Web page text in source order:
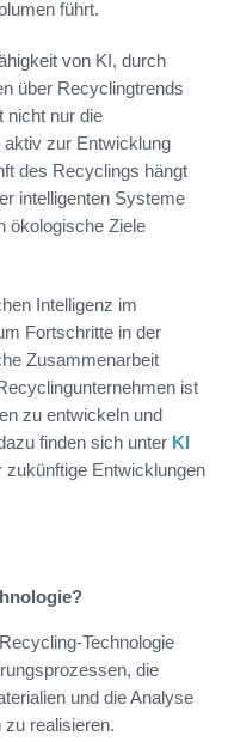
führt.
von KI, durch
über Recyclingtrends
nicht nur die
zur Entwicklung
des Recyclings hängt
intelligenten Systeme
ökologische Ziele
Intelligenz im
Fortschritte in der
Zusammenarbeit
ist
zu entwickeln und
finden sich unter KI
zukünftige Entwicklungen
Technologie
die
und die Analyse
realisieren.